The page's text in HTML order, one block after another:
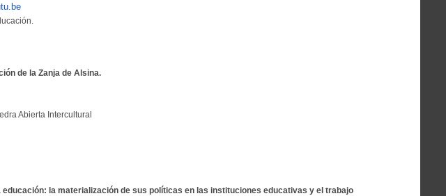
de la Zanja de Alsina.
Abierta Intercultural
la materialización de sus políticas en las instituciones educativas y el trabajo